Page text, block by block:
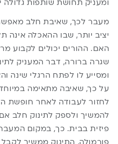
ומעניק תחושת שותפות גדולה
מעבר לכך, שאיבת חלב
יציב יותר, שבו ההאכלה אינה
האם. ההורים יכולים לקבוע
שגרה ברורה, דבר המעניק
ומסייע לו לפתח הרגלי שינה
על כך, שאיבה מתאימה
לחזור לעבודה לאחר חופשת
להמשיך ולספק לתינוק חלב אם
פיזית בבית. כך, במקום